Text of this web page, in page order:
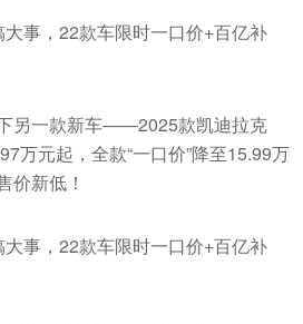
另一款新车——2025款凯迪拉克
万元起，全款“一口价”降至15.99万
价新低！